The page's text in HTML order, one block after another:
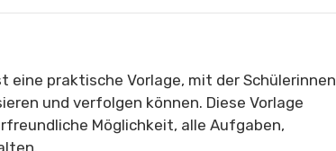
eine praktische Vorlage, mit der Schülerinnen
und verfolgen können. Diese Vorlage
Möglichkeit, alle Aufgaben,